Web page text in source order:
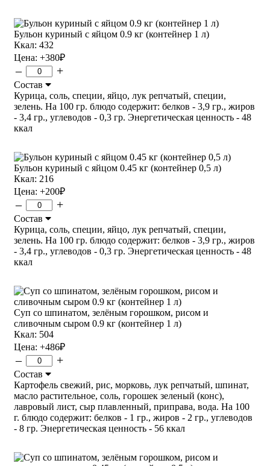
Бульон куриный с яйцом 0.9 кг (контейнер 1 л)
Ккал: 432
Цена: +380₽
– +
Состав
Курица, соль, специи, яйцо, лук репчатый, специи,
зелень. На 100 гр. блюдо содержит: белков - 3,9 гр., жиров
- 3,4 гр., углеводов - 0,3 гр. Энергетическая ценность - 48
ккал
Бульон куриный с яйцом 0.45 кг (контейнер 0,5 л)
Ккал: 216
Цена: +200₽
– +
Состав
Курица, соль, специи, яйцо, лук репчатый, специи,
зелень. На 100 гр. блюдо содержит: белков - 3,9 гр., жиров
- 3,4 гр., углеводов - 0,3 гр. Энергетическая ценность - 48
ккал
Суп со шпинатом, зелёным горошком, рисом и
сливочным сыром 0.9 кг (контейнер 1 л)
Ккал: 504
Цена: +486₽
– +
Состав
Картофель свежий, рис, морковь, лук репчатый, шпинат,
масло растительное, соль, горошек зеленый (конс),
лавровый лист, сыр плавленный, приправа, вода. На 100
г. блюдо содержит: белков - 1 гр., жиров - 2 гр., углеводов
- 8 гр. Энергетическая ценность - 56 ккал